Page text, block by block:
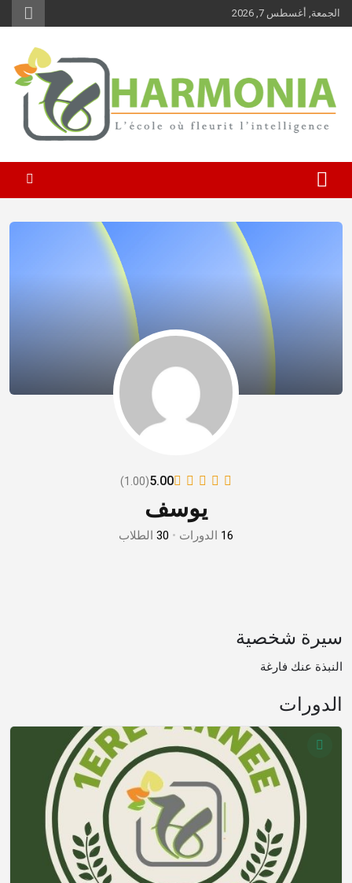
Skip
to
الجمعة, أغسطس 7, 2026
Harmonia
5.00
(1.00)
يوسف
16 الدورات •
30 الطلاب
سيرة شخصية
النبذة عنك فارغة
الدورات